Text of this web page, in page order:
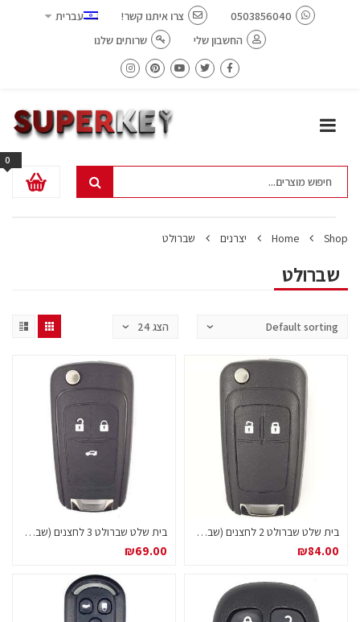
0503856040 צרו איתנו קשר!
עברית
החשבון שלי
שרותים שלנו
0
Home Shop יצרנים שברולט
שברולט
בית שלט שברולט 2 לחצנים (שברולט סוניק)
₪84.00
בית שלט שברולט 3 לחצנים (שברולט קרוז)
₪69.00